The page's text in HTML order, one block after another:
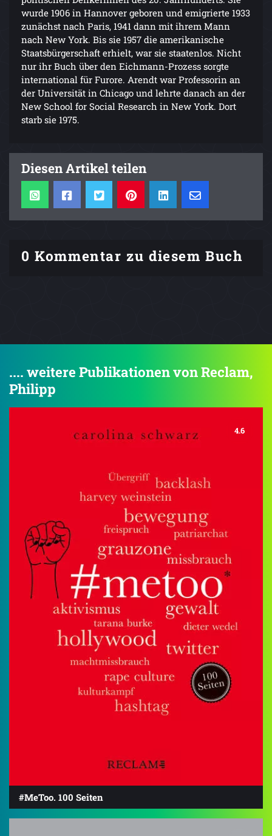
wurde 1906 in Hannover geboren und emigrierte 1933
zunächst nach Paris, 1941 dann mit ihrem Mann
nach New York. Bis sie 1957 die amerikanische
Staatsbürgerschaft erhielt, war sie staatenlos. Nicht
nur ihr Buch über den Eichmann-Prozess sorgte
international für Furore. Arendt war Professorin an
der Universität in Chicago und lehrte danach an der
New School for Social Research in New York. Dort
starb sie 1975.
Diesen Artikel teilen
0 Kommentar zu diesem Buch
.... weitere Publikationen von Reclam,
Philipp
4.6
#MeToo. 100 Seiten